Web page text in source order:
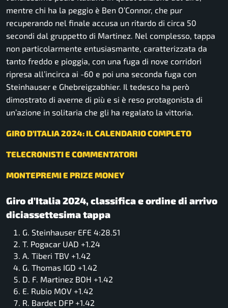
mentre chi ha la peggio è Ben O’Connor, che pur
recuperando nel finale accusa un ritardo di circa 50
secondi dal gruppetto di Martinez. Nel complesso, tappa
non particolarmente entusiasmante, caratterizzata da
tanto freddo e pioggia, con una fuga di nove corridori
ripresa all’incirca ai -60 e poi una seconda fuga con
Steinhauser e Ghebreigzabhier. Il tedesco ha però
dimostrato di averne di più e si è reso protagonista di
un’azione in solitaria che gli ha regalato la vittoria.
GIRO D’ITALIA 2024: IL CALENDARIO COMPLETO
TELECRONISTI E COMMENTATORI
MONTEPREMI E PRIZE MONEY
Giro d’Italia 2024, classifica e ordine di arrivo
diciassettesima tappa
G. Steinhauser EFE 4:28.51
T. Pogacar UAD +1.24
A. Tiberi TBV +1.42
G. Thomas IGD +1.42
D. F. Martinez BOH +1.42
E. Rubio MOV +1.42
R. Bardet DFP +1.42